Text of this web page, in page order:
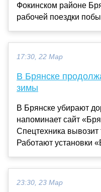
Фокинском районе
рабочей поездки
17:30, 22 Мар
В Брянске
зимы
В Брянске убирают
напоминает сайт
Спецтехника вывозит
Работают установки
23:30, 23 Мар